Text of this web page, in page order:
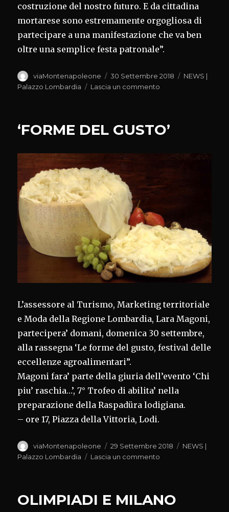
costruzione del nostro futuro. E da cittadina
mortarese sono estremamente orgogliosa di
partecipare a una manifestazione che va ben
oltre una semplice festa patronale”.
Autore
viaMontenapoleone
Pubblicato
il
30 Settembre 2018 Categorie
NEWS |
Palazzo Lombardia
Lascia un commento
MORTARA
‘FORME DEL GUSTO’
L’assessore al Turismo, Marketing territoriale
e Moda della Regione Lombardia, Lara Magoni,
partecipera’ domani, domenica 30 settembre,
alla rassegna ‘Le forme del gusto, festival delle
eccellenze agroalimentari”.
Magoni fara’ parte della giuria dell’evento ‘Chi
piu’ raschia…’, 7° Trofeo di abilita’ nella
preparazione della Raspadüra lodigiana.
– ore 17, Piazza della Vittoria, Lodi.
Autore
viaMontenapoleone
Pubblicato
il
29 Settembre 2018 Categorie
NEWS |
Palazzo Lombardia
Lascia un commento
OLIMPIADI E MILANO